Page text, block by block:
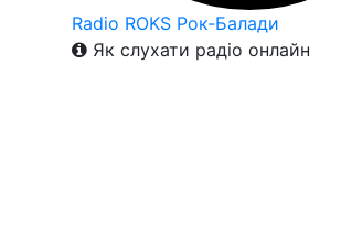
Radio ROKS Рок-Балади
Як слухати радіо онлайн